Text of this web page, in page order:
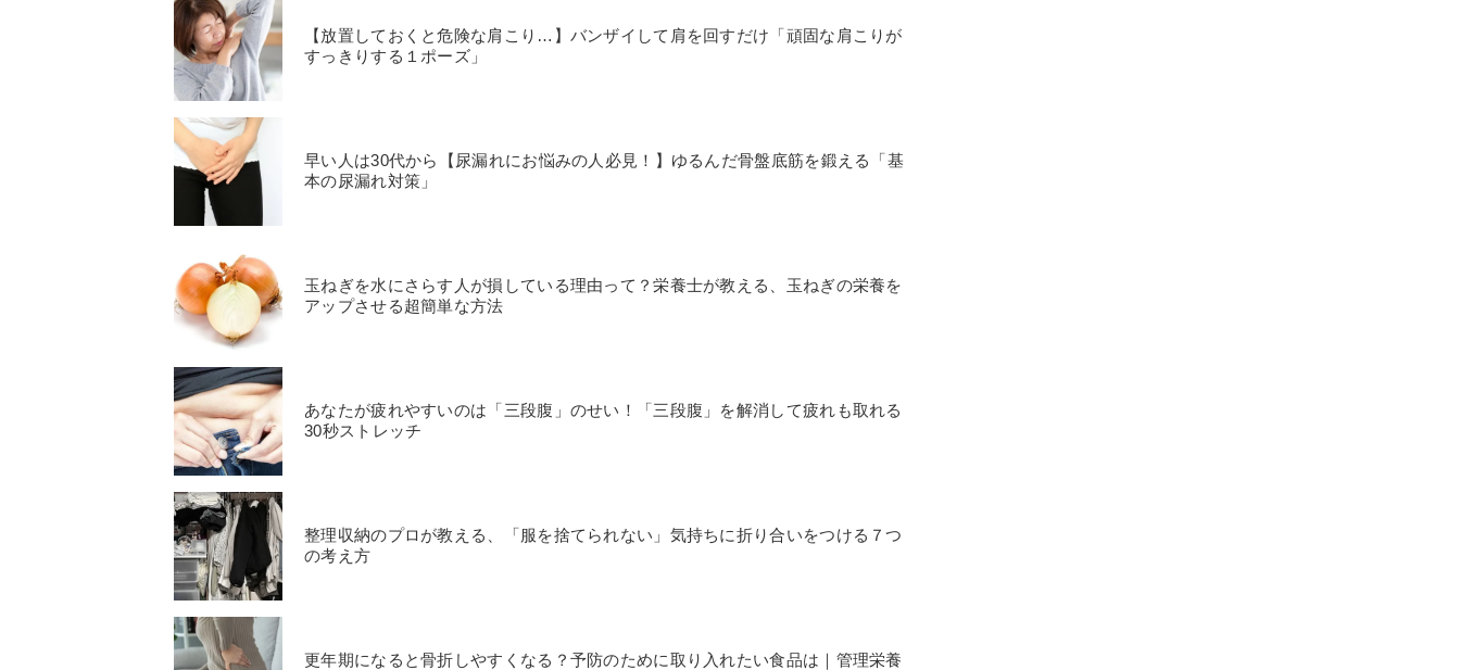
【放置しておくと危険な肩こり…】バンザイして肩を回すだけ「頑固な肩こりが
すっきりする１ポーズ」
早い人は30代から【尿漏れにお悩みの人必見！】ゆるんだ骨盤底筋を鍛える「基
本の尿漏れ対策」
玉ねぎを水にさらす人が損している理由って？栄養士が教える、玉ねぎの栄養を
アップさせる超簡単な方法
あなたが疲れやすいのは「三段腹」のせい！「三段腹」を解消して疲れも取れる
30秒ストレッチ
整理収納のプロが教える、「服を捨てられない」気持ちに折り合いをつける７つ
の考え方
更年期になると骨折しやすくなる？予防のために取り入れたい食品は｜管理栄養